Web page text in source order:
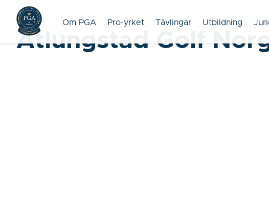
Om PGA Pro-yrket Tävlingar Utbildning
Atlungstad Golf